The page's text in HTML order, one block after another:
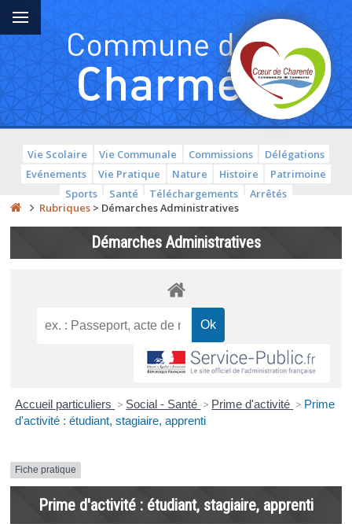
Vie Scolaire Vie Communale Commissions
Délégations
Evénements
Vie Pratique Nature Histoire
Patrimoine
Sports
Santé Téléchargements
Arrêtés
Rubriques > Démarches Administratives
Démarches Administratives
Accueil particuliers > Social - Santé > Prime d'activité > Prime
d'activité : étudiant, stagiaire, apprenti
Fiche pratique
Prime d'activité : étudiant, stagiaire, apprenti